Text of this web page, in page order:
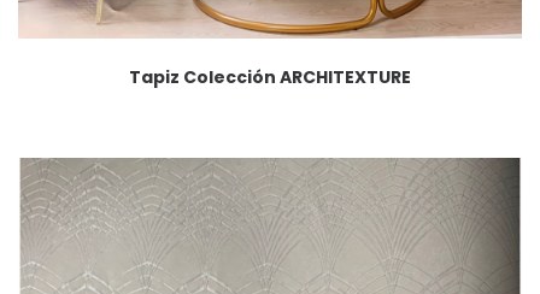
Tapiz Colección ARCHITEXTURE